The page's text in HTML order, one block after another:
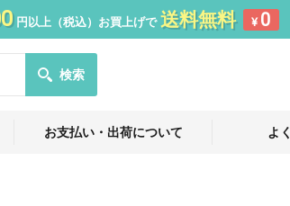
円以上（税込）お買上げで 送料無料 ¥ 0
検索
お支払い・出荷について よ